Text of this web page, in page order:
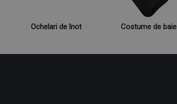
Ochelari de înot Costume de baie